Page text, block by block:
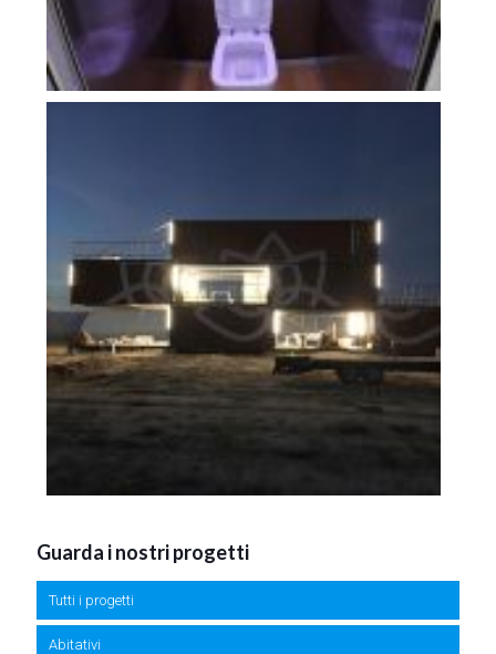
Guarda i nostri progetti
Tutti i progetti
Abitativi